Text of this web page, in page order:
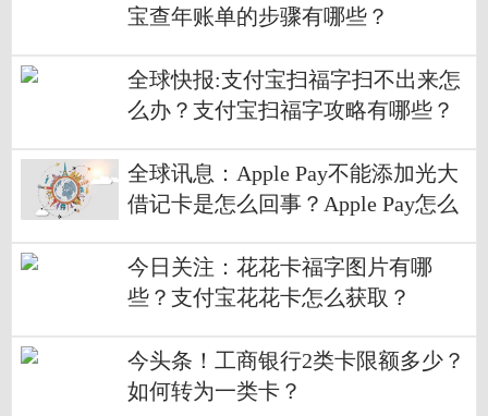
宝查年账单的步骤有哪些？
全球快报:支付宝扫福字扫不出来怎
么办？支付宝扫福字攻略有哪些？
全球讯息：Apple Pay不能添加光大
借记卡是怎么回事？Apple Pay怎么
今日关注：花花卡福字图片有哪
些？支付宝花花卡怎么获取？
今头条！工商银行2类卡限额多少？
如何转为一类卡？